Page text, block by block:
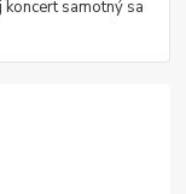
samotný sa